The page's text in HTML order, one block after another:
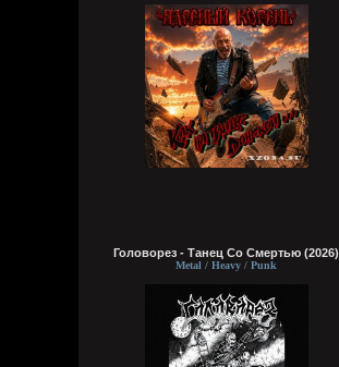
Головорез - Tанец Со Смертью (2026)
Metal / Heavy / Punk